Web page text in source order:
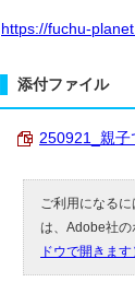
https://fuchu-
添付ファイル
250921_親子
ご利用になる
は、Adobe社の
ドウで開きます